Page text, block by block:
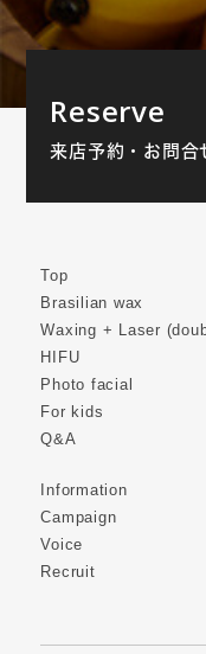
Reserve
来店予約・お問合
Top
Brasilian wax
Waxing + Laser
HIFU
Photo facial
For kids
Q&A
Information
Campaign
Voice
Recruit